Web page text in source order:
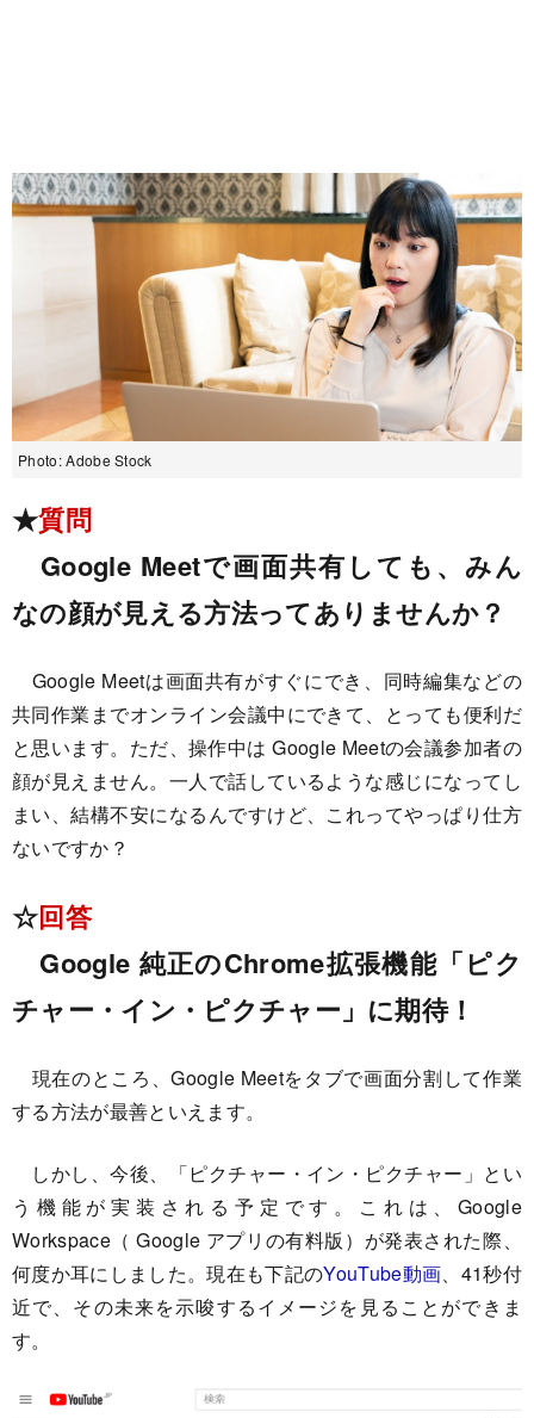
Photo: Adobe Stock
★質問
Google Meetで画面共有しても、みん
なの顔が見える方法ってありませんか？
Google Meetは画面共有がすぐにでき、同時編集などの
共同作業までオンライン会議中にできて、とっても便利だ
と思います。ただ、操作中は Google Meetの会議参加者の
顔が見えません。一人で話しているような感じになってし
まい、結構不安になるんですけど、これってやっぱり仕方
ないですか？
☆回答
Google 純正のChrome拡張機能「ピク
チャー・イン・ピクチャー」に期待！
現在のところ、Google Meetをタブで画面分割して作業
する方法が最善といえます。
しかし、今後、「ピクチャー・イン・ピクチャー」とい
う機能が実装される予定です。これは、Google
Workspace（ Google アプリの有料版）が発表された際、
何度か耳にしました。現在も下記のYouTube動画、41秒付
近で、その未来を示唆するイメージを見ることができま
す。